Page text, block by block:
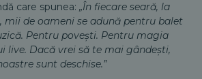
care spunea: „În fiecare seară, la
mii de oameni se adună pentru balet
Pentru povești. Pentru magia
live. Dacă vrei să te mai gândești,
sunt deschise.”